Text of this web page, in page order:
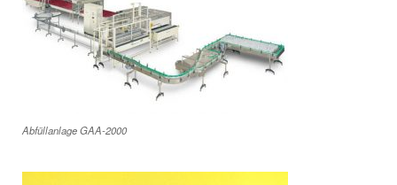
Abfüllanlage GAA-2000